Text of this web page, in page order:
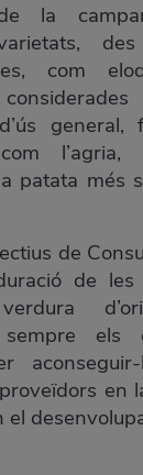
la
com
patata més
de
de les
els
en
el